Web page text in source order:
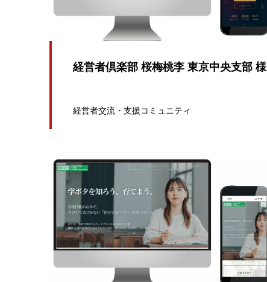
経営者倶楽部 桜梅桃李 東京中央支部 様
経営者交流・支援コミュニティ